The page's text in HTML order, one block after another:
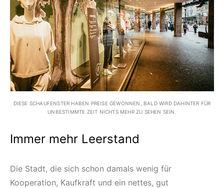
DIESE SCHAUFENSTER HABEN PREISE GEWONNEN, BALD WIRD DAHINTER FÜR
UNBESTIMMTE ZEIT NICHTS MEHR ZU SEHEN SEIN.
Immer mehr Leerstand
Die Stadt, die sich schon damals wenig für
Kooperation, Kaufkraft und ein nettes, gut